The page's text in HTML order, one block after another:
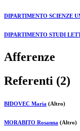
DIPARTIMENTO SCIENZE
DIPARTIMENTO STUDI
Afferenze
Referenti (2)
BIDOVEC Maria (Altro)
MORABITO Rosanna (Altro)